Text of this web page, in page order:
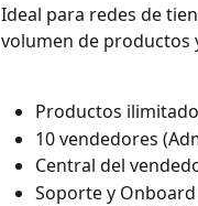
Ideal para redes de
volumen de productos
Productos
10 vendedores
Central del
Soporte y